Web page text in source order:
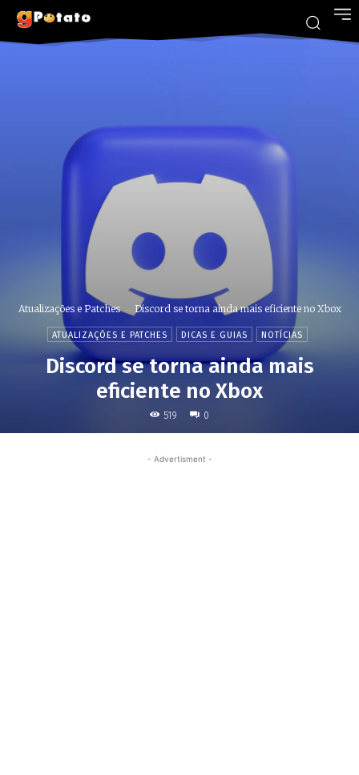
Atualizações e Patches Discord se torna ainda mais eficiente no Xbox
ATUALIZAÇÕES E PATCHES DICAS E GUIAS NOTÍCIAS
Discord se torna ainda mais
eficiente no Xbox
519 0
- Advertisment -